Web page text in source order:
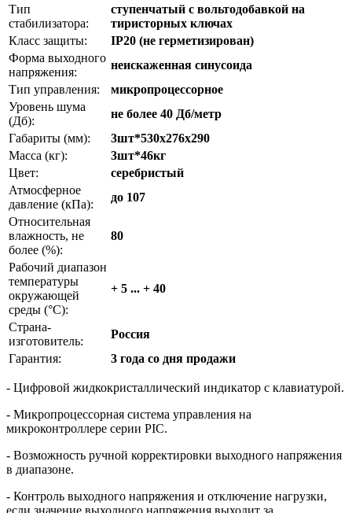
Тип
стабилизатора:
ступенчатый с вольтодобавкой на
тиристорных ключах
Класс защиты:
IP20 (не герметизирован)
Форма выходного
напряжения:
неискаженная синусоида
Тип управления:
микропроцессорное
Уровень шума
(Дб):
не более 40 Дб/метр
Габариты (мм):
3шт*530x276x290
Масса (кг):
3шт*46кг
Цвет:
серебристый
Атмосферное
давление (кПа):
до 107
Относительная
влажность, не
более (%):
80
Рабочий диапазон
температуры
окружающей
среды (°С):
+ 5 ... + 40
Страна-
изготовитель:
Россия
Гарантия:
3 года со дня продажи
- Цифровой жидкокристаллический индикатор с клавиатурой.
- Микропроцессорная система управления на
микроконтроллере серии PIC.
- Возможность ручной корректировки выходного напряжения
в диапазоне.
- Контроль выходного напряжения и отключение нагрузки,